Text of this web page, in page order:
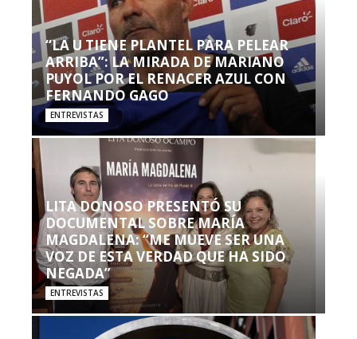
“LA U TIENE PLANTEL PARA PELEAR
ARRIBA”: LA MIRADA DE MARIANO
PUYOL POR EL RENACER AZUL CON
FERNANDO GAGO
ENTREVISTAS
LITA DONOSO PRESENTÓ SU
DOCUMENTAL SOBRE MARÍA
MAGDALENA: “ME MUEVE SER UNA
VOZ DE ESTA VERDAD QUE HA SIDO
NEGADA”
ENTREVISTAS